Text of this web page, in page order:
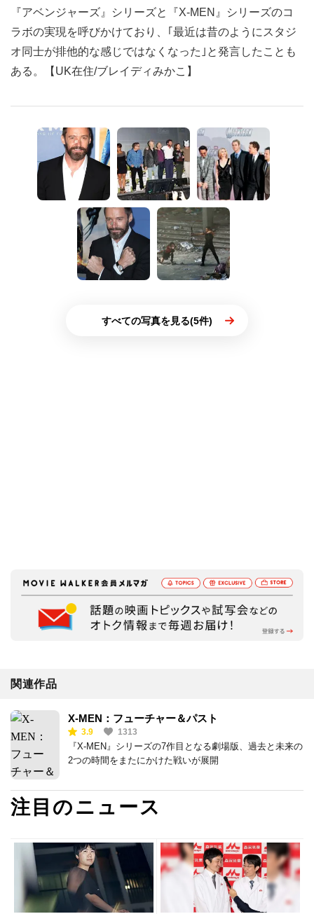
『アベンジャーズ』シリーズと『X-MEN』シリーズのコ
ラボの実現を呼びかけており、｢最近は昔のようにスタジ
オ同士が排他的な感じではなくなった｣と発言したことも
ある。【UK在住/ブレイディみかこ】
すべての写真を見る(5件)
関連作品
X-MEN：フューチャー＆パスト
3.9 1313
『X-MEN』シリーズの7作目となる劇場版、過去と未来の
2つの時間をまたにかけた戦いが展開
注目のニュース